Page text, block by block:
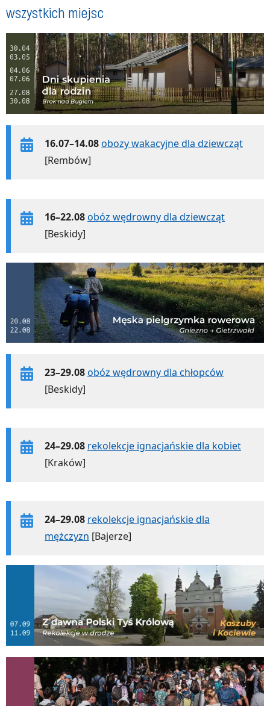
wszystkich miejsc
16.07–14.08obozy wakacyjne dla dziewcząt
[Rembów]
16–22.08obóz wędrowny dla dziewcząt
[Beskidy]
23–29.08obóz wędrowny dla chłopców
[Beskidy]
24–29.08 rekolekcje ignacjańskie dla kobiet
[Kraków]
24–29.08 rekolekcje ignacjańskie dla
mężczyzn [Bajerze]